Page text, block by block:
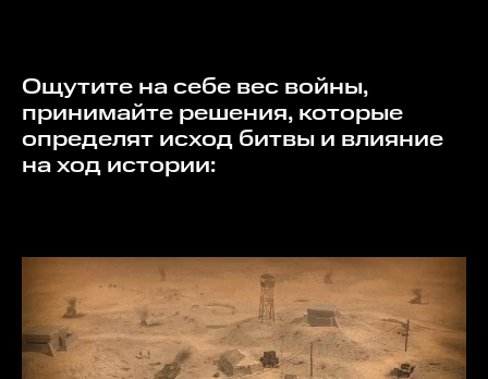
Ощутите на себе вес войны,
принимайте решения, которые
определят исход битвы и влияние
на ход истории: